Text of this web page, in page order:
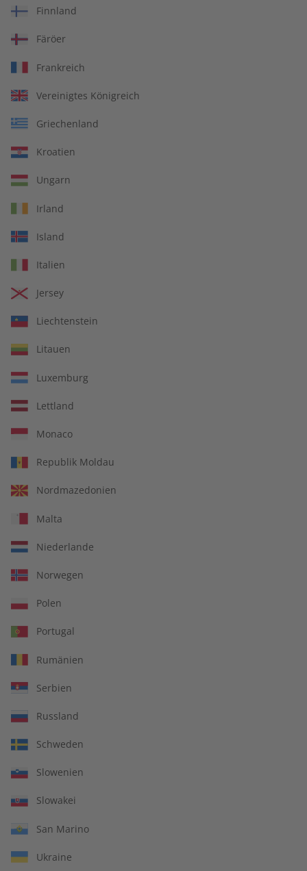
€ 99,90
Spotlight Jahrgang 2024
€ 99,90
Spotlight Übungsheft
Spotlight Jahrgang 2023
Finnland
Färöer
Frankreich
Vereinigtes Königreich
Griechenland
Kroatien
Ungarn
Irland
Island
Italien
Jersey
Liechtenstein
Litauen
Luxemburg
Lettland
Monaco
Republik Moldau
Nordmazedonien
Malta
Niederlande
Norwegen
Polen
Portugal
Rumänien
Serbien
Russland
Schweden
Slowenien
Slowakei
San Marino
Ukraine